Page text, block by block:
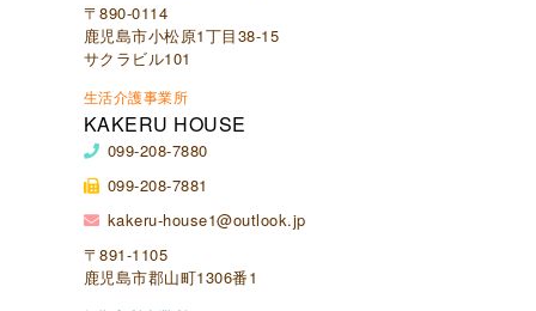
〒890-0114
鹿児島市小松原1丁目38-15
サクラビル101
生活介護事業所
KAKERU HOUSE
099-208-7880
099-208-7881
kakeru-house1@outlook.jp
〒891-1105
鹿児島市郡山町1306番1